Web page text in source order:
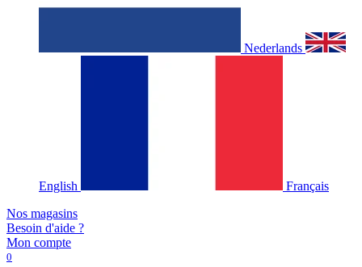
Nederlands
English
Français
Nos magasins
Besoin d'aide ?
Mon compte
0